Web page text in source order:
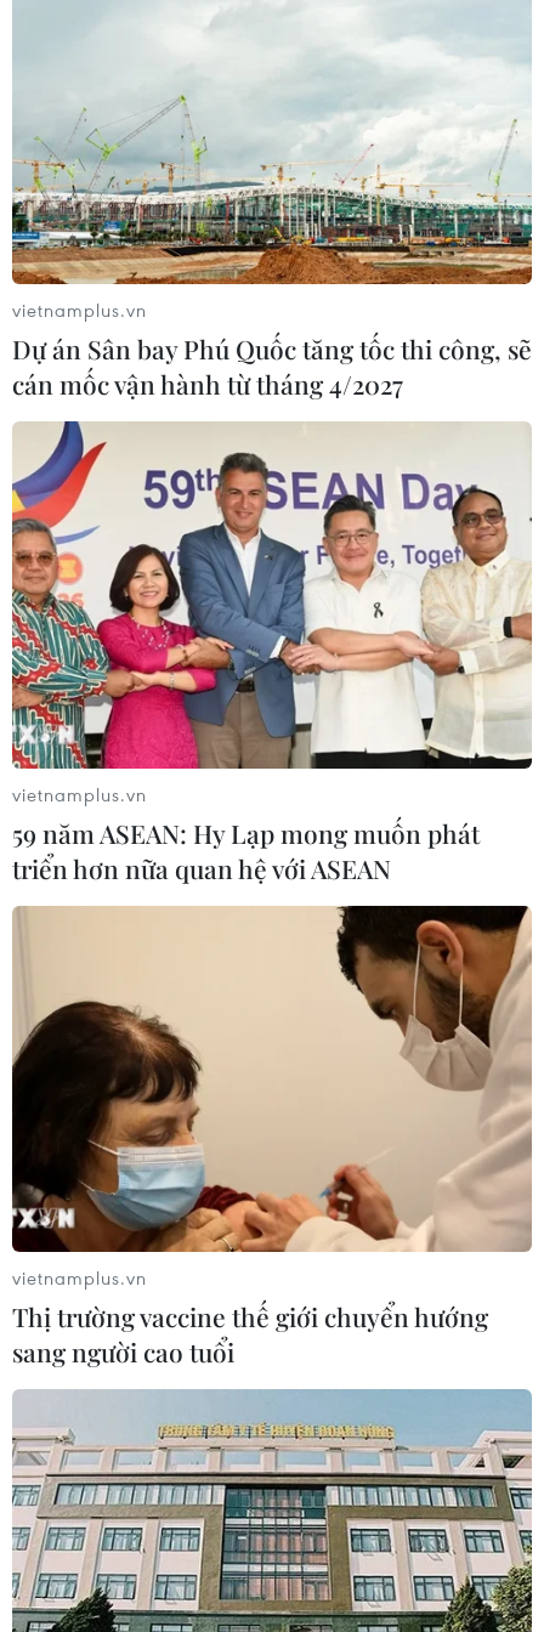
vietnamplus.vn
Dự án Sân bay Phú Quốc tăng tốc thi công, sẽ
cán mốc vận hành từ tháng 4/2027
vietnamplus.vn
59 năm ASEAN: Hy Lạp mong muốn phát
triển hơn nữa quan hệ với ASEAN
vietnamplus.vn
Thị trường vaccine thế giới chuyển hướng
sang người cao tuổi